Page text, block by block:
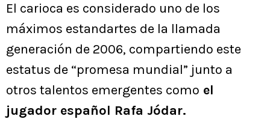
El carioca es considerado uno de los
máximos estandartes de la llamada
generación de 2006, compartiendo este
estatus de “promesa mundial” junto a
otros talentos emergentes como el
jugador español Rafa Jódar.